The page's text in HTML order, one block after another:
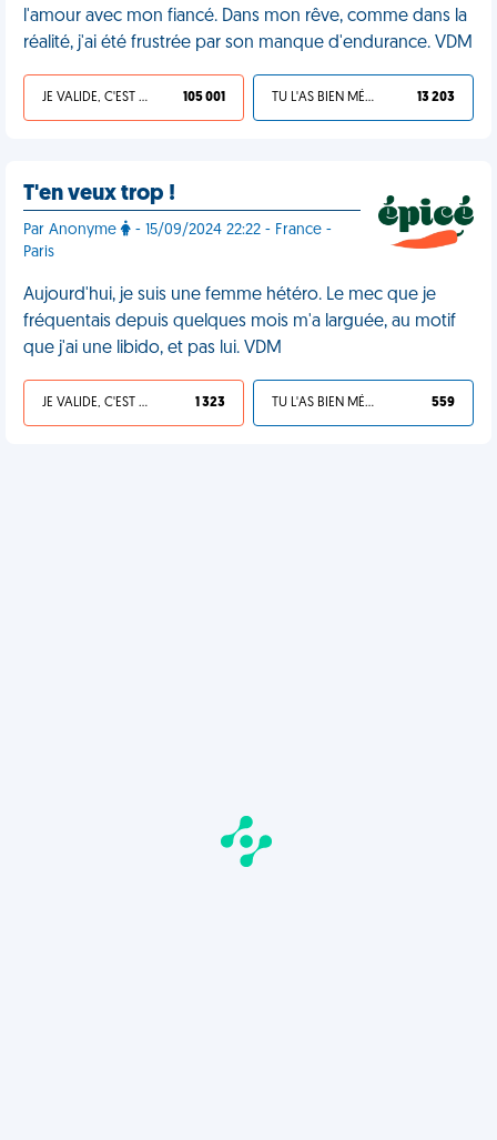
l'amour avec mon fiancé. Dans mon rêve, comme dans la
réalité, j'ai été frustrée par son manque d'endurance. VDM
JE VALIDE, C'EST UNE VDM 105 001 TU L'AS BIEN MÉRITÉ 13 203
T'en veux trop !
Par Anonyme
- 15/09/2024 22:22 - France -
Paris
Aujourd'hui, je suis une femme hétéro. Le mec que je
fréquentais depuis quelques mois m'a larguée, au motif
que j'ai une libido, et pas lui. VDM
JE VALIDE, C'EST UNE VDM 1 323 TU L'AS BIEN MÉRITÉ 559